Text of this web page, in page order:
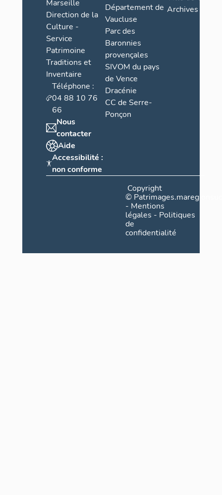
Marseille
Direction de la
Culture -
Service
Patrimoine
Traditions et
Inventaire
Téléphone :
04 88 10 76
66
Nous
contacter
Aide
Accessibilité :
non conforme
Département de
Vaucluse
Parc des
Baronnies
provençales
SIVOM du pays
de Vence
Dracénie
CC de Serre-
Ponçon
Archives
Copyright
©
- Mentions
légales - Politiques
de
confidentialité